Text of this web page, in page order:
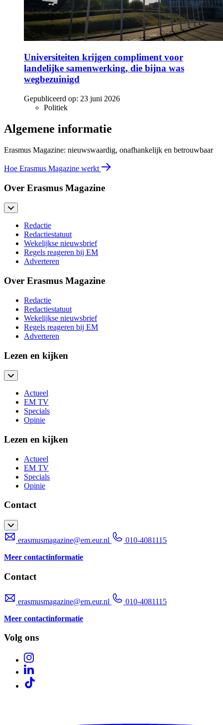
Universiteiten krijgen compliment voor
landelijke samenwerking, die bijna was
wegbezuinigd
Gepubliceerd op: 23 juni 2026
Politiek
Algemene informatie
Erasmus Magazine: nieuwswaardig, onafhankelijk en betrouwbaar
Hoe Erasmus Magazine werkt
Over Erasmus Magazine
Redactie
Redactiestatuut
Wekelijkse nieuwsbrief
Regels reageren bij EM
Adverteren
Over Erasmus Magazine
Redactie
Redactiestatuut
Wekelijkse nieuwsbrief
Regels reageren bij EM
Adverteren
Lezen en kijken
Actueel
EM TV
Specials
Opinie
Lezen en kijken
Actueel
EM TV
Specials
Opinie
Contact
erasmusmagazine@em.eur.nl
010-4081115
Meer contactinformatie
Contact
erasmusmagazine@em.eur.nl
010-4081115
Meer contactinformatie
Volg ons